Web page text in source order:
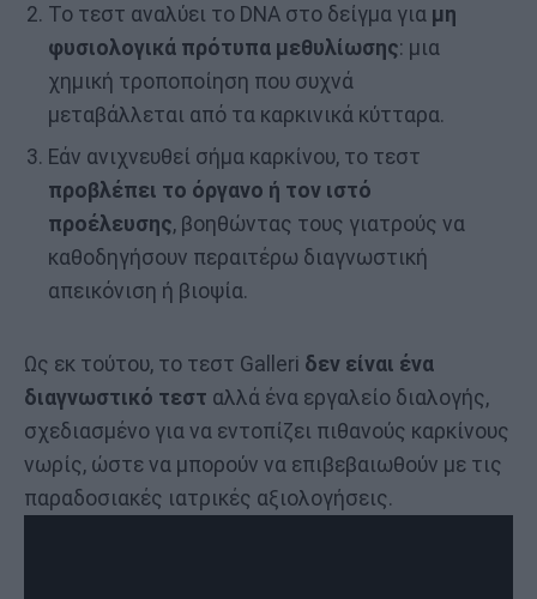
Το τεστ αναλύει το DNA στο δείγμα για μη
φυσιολογικά πρότυπα μεθυλίωσης: μια
χημική τροποποίηση που συχνά
μεταβάλλεται από τα καρκινικά κύτταρα.
Εάν ανιχνευθεί σήμα καρκίνου, το τεστ
προβλέπει το όργανο ή τον ιστό
προέλευσης, βοηθώντας τους γιατρούς να
καθοδηγήσουν περαιτέρω διαγνωστική
απεικόνιση ή βιοψία.
Ως εκ τούτου, το τεστ Galleri δεν είναι ένα
διαγνωστικό τεστ αλλά ένα εργαλείο διαλογής,
σχεδιασμένο για να εντοπίζει πιθανούς καρκίνους
νωρίς, ώστε να μπορούν να επιβεβαιωθούν με τις
παραδοσιακές ιατρικές αξιολογήσεις.